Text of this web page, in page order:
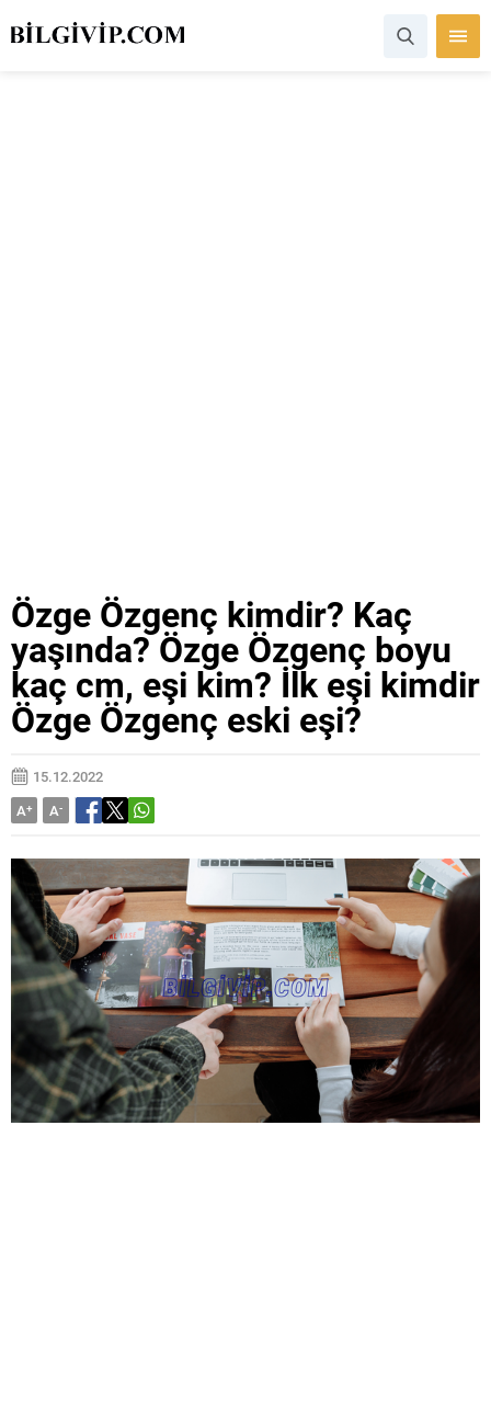
Özge Özgenç kimdir? Kaç
yaşında? Özge Özgenç boyu
kaç cm, eşi kim? İlk eşi kimdir
Özge Özgenç eski eşi?
15.12.2022
A+ A-